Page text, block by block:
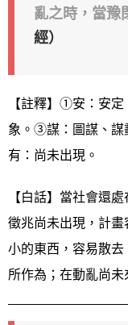
亂之時，當豫
經）
【註釋】①安：安
象。③謀：圖謀、
有：尚未出現。
【白話】當社會還
徵兆尚未出現，計
小的東西，容易散
所作為；在動亂尚未